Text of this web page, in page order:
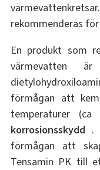
rekommenderas
En produkt som
värmevatten
förmågan att
temperaturer
korrosionsskydd.
förmågan att
Tensamin PK till